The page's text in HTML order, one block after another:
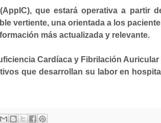
AppIC), que estará operativa a partir
vertiente, una orientada a los
más actualizada y relevante.
Cardíaca y Fibrilación
que desarrollan su labor en